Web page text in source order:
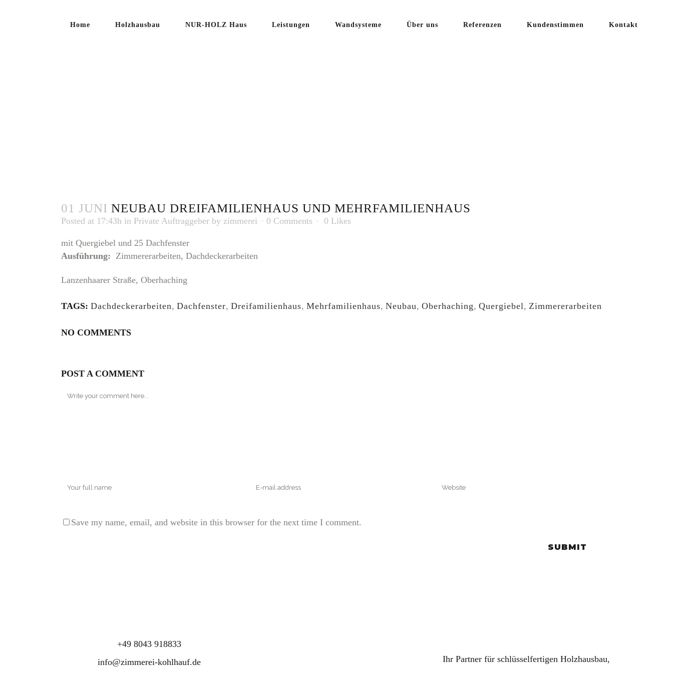
Home Holzhausbau NUR-HOLZ Haus Leistungen Wandsysteme Über uns Referenzen Kundenstimmen Kontakt
01 JUNI NEUBAU DREIFAMILIENHAUS UND MEHRFAMILIENHAUS
Posted at 17:43h in Private Auftraggeber by zimmerei 0 Comments 0 Likes
mit Quergiebel und 25 Dachfenster
Ausführung: Zimmererarbeiten, Dachdeckerarbeiten
Lanzenhaarer Straße, Oberhaching
TAGS: Dachdeckerarbeiten, Dachfenster, Dreifamilienhaus, Mehrfamilienhaus, Neubau, Oberhaching, Quergiebel, Zimmererarbeiten
NO COMMENTS
POST A COMMENT
Save my name, email, and website in this browser for the next time I comment.
+49 8043 918833
info@zimmerei-kohlhauf.de
Ihr Partner für schlüsselfertigen Holzhausbau,